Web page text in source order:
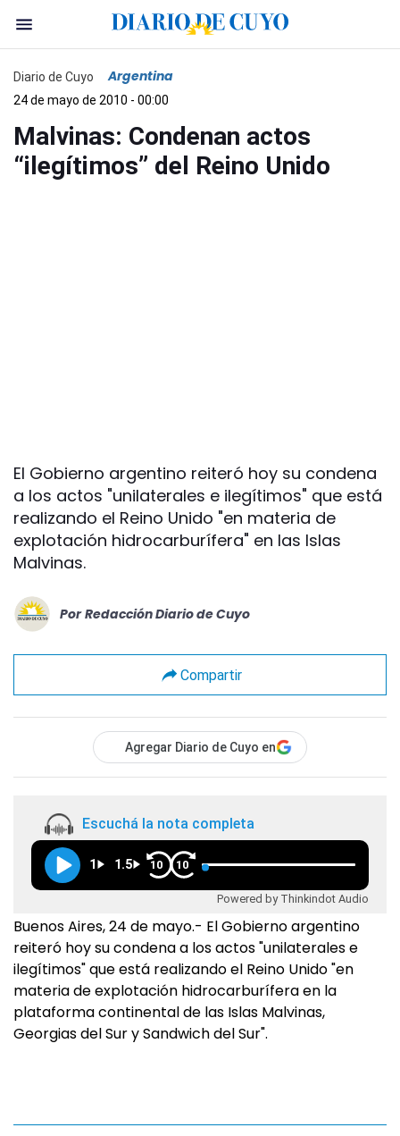
Diario de Cuyo Argentina
24 de mayo de 2010 - 00:00
Malvinas: Condenan actos
“ilegítimos” del Reino Unido
El Gobierno argentino reiteró hoy su condena
a los actos "unilaterales e ilegítimos" que está
realizando el Reino Unido "en materia de
explotación hidrocarburífera" en las Islas
Malvinas.
Por Redacción Diario de Cuyo
Compartir
Agregar Diario de Cuyo en
Escuchá la nota completa
1 1.5 10 10
Powered by Thinkindot Audio
Buenos Aires, 24 de mayo.- El Gobierno argentino
reiteró hoy su condena a los actos "unilaterales e
ilegítimos" que está realizando el Reino Unido "en
materia de explotación hidrocarburífera en la
plataforma continental de las Islas Malvinas,
Georgias del Sur y Sandwich del Sur".